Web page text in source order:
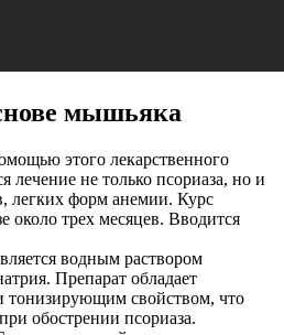
мышьяка
этого лекарственного
лечение не только псориаза, но и
легких форм анемии. Курс
около трех месяцев. Вводится
водным раствором
Препарат обладает
свойством, что
обострении псориаза.